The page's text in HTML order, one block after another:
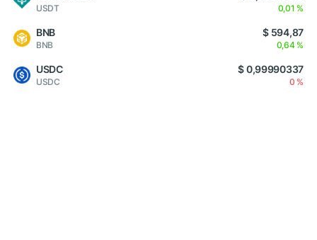
USDT 0,01 %
BNB
BNB
$ 594,87
0,64 %
USDC
USDC
$ 0,99990337
0 %